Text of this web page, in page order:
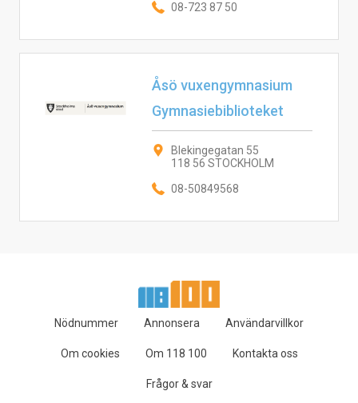
08-723 87 50
Åsö vuxengymnasium
Gymnasiebiblioteket
Blekingegatan 55
118 56 STOCKHOLM
08-50849568
Nödnummer Annonsera Användarvillkor
Om cookies Om 118 100 Kontakta oss
Frågor & svar